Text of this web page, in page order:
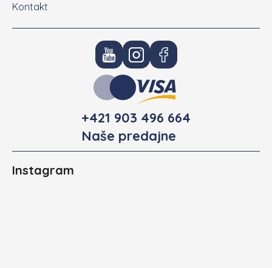
Kontakt
+421 903 496 664
Naše predajne
Instagram